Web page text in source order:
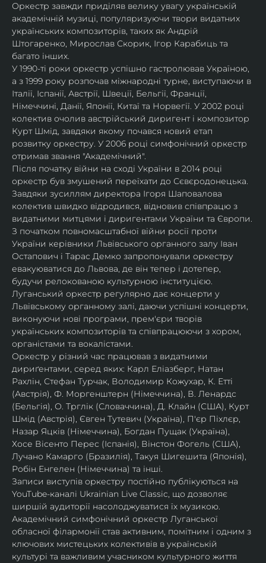
Оркестр завжди приділяв велику увагу українській
академічній музиці, популяризуючи твори видатних
українських композиторів, таких як Андрій
Штогаренко, Мирослав Скорик, Ігор Карабиць та
багато інших.
У 1990-ті роки оркестр успішно гастролював Україною,
а з 1999 року розпочав міжнародні турне, виступаючи в
Італії, Іспанії, Австрії, Швеції, Бельгії, Франції,
Німеччині, Данії, Японії, Китаї та Норвегії. У 2002 році
колектив очолив австрійський диригент і композитор
Курт Шмід, завдяки якому почався новий етап
розвитку оркестру. У 2006 році симфонічний оркестр
отримав звання "Академічний".
Після початку війни на сході України в 2014 році
оркестр був змушений переїхати до Сєвєродонецька.
Завдяки зусиллям директора Ігоря Шаповалова
колектив швидко відродився, відновив співпрацю з
видатними митцями і диригентами України та Європи.
З початком повномасштабної війни росії проти
України керівники Львівського органного залу Іван
Остапович і Тарас Демко запропонували оркестру
евакуюватися до Львова, де він тепер і дотепер,
будучи релокованою культурною інституцією.
Луганський оркестр регулярно дає концерти у
Львівському органному залі, даючи успішні концерти,
виконуючи нові програми, прем'єри творів
українських композиторів та співпрацюючи з хором,
органістами та вокалістами.
Оркестр у різний час працював з видатними
дириґентами, серед яких: Карл Еліазберг, Натан
Рахлін, Стефан Турчак, Володимир Кожухар, К. Етті
(Австрія), Ф. Моргенштерн (Німеччина), В. Ленардс
(Бельгія), О. Трглік (Словаччина), Д. Клайн (США), Курт
Шмід (Австрія), Євген Тутевич (Україна), П'єр Піхлєр,
Назар Яцків (Німеччина), Богдан Пущак (Україна),
Хосе Вісенто Перес (Іспанія), Вінстон Фогель (США),
Лучано Камарго (Бразилія), Такуя Шигешита (Японія),
Робін Енгелен (Німеччина) та інші.
Записи виступів оркестру постійно публікуються на
YouTube-каналі Ukrainian Live Classic, що дозволяє
ширшій аудиторії насолоджуватися їх музикою​.
Академічний симфонічний оркестр Луганської
обласної філармонії став активним, помітним і одним з
ключових мистецьких колективів в українській
культурі та важливим учасником культурного життя